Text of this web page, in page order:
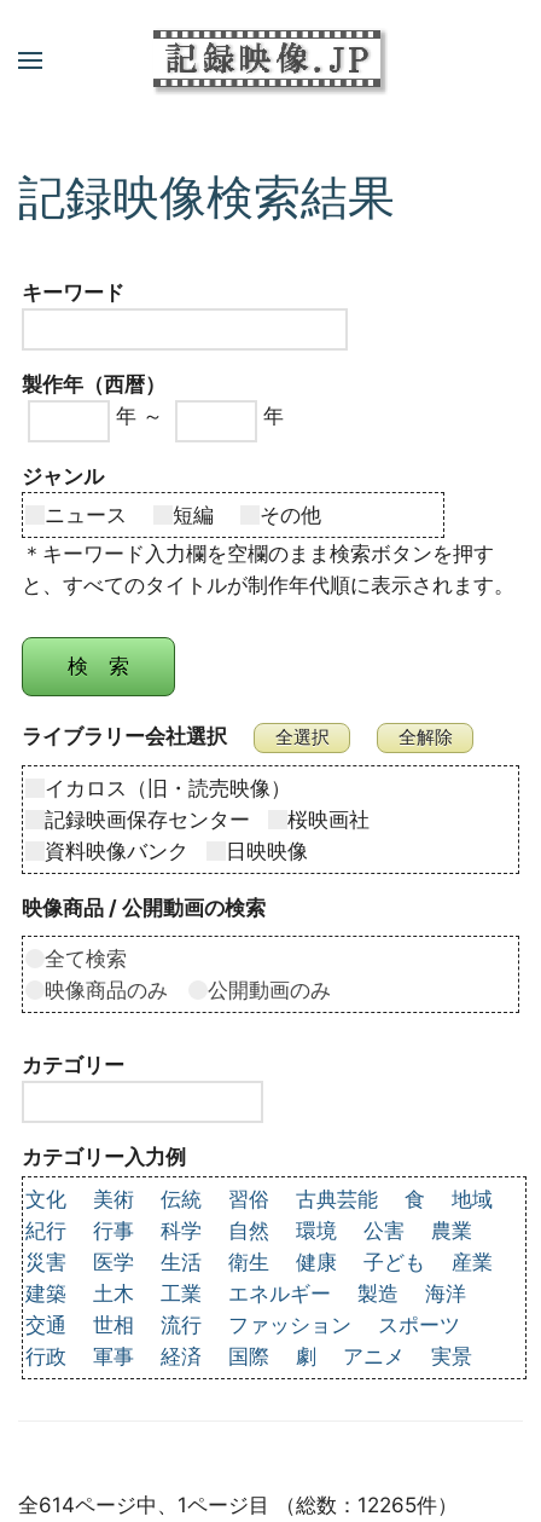
記録映像検索結果
キーワード
製作年（西暦）
年 ～
年
ジャンル
ニュース
短編
その他
＊キーワード入力欄を空欄のまま検索ボタンを押す
と、すべてのタイトルが制作年代順に表示されます。
ライブラリー会社選択
イカロス（旧・読売映像）
記録映画保存センター
桜映画社
資料映像バンク
日映映像
映像商品 / 公開動画の検索
全て検索
映像商品のみ
公開動画のみ
カテゴリー
カテゴリー入力例
文化
美術 伝統 習俗 古典芸能 食
地域
紀行
行事 科学 自然 環境 公害
農業
災害
医学 生活 衛生 健康 子ども
産業
建築
土木 工業 エネルギー 製造
海洋
交通
世相 流行 ファッション
スポーツ
行政
軍事 経済 国際 劇 アニメ 実景
全614ページ中、1ページ目 （総数：12265件）